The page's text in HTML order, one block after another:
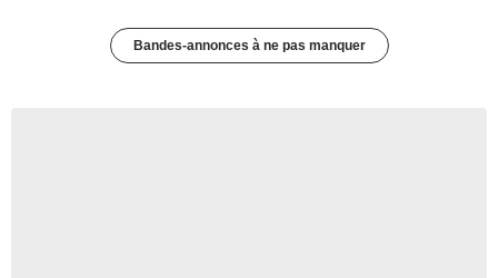
Bandes-annonces à ne pas manquer